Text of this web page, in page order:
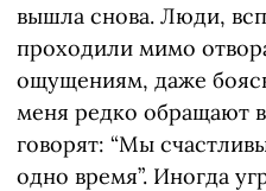
вышла снова. Люди,
проходили мимо
ощущениям, даже
меня редко обращают
говорят: “Мы
одно время”. Иногда